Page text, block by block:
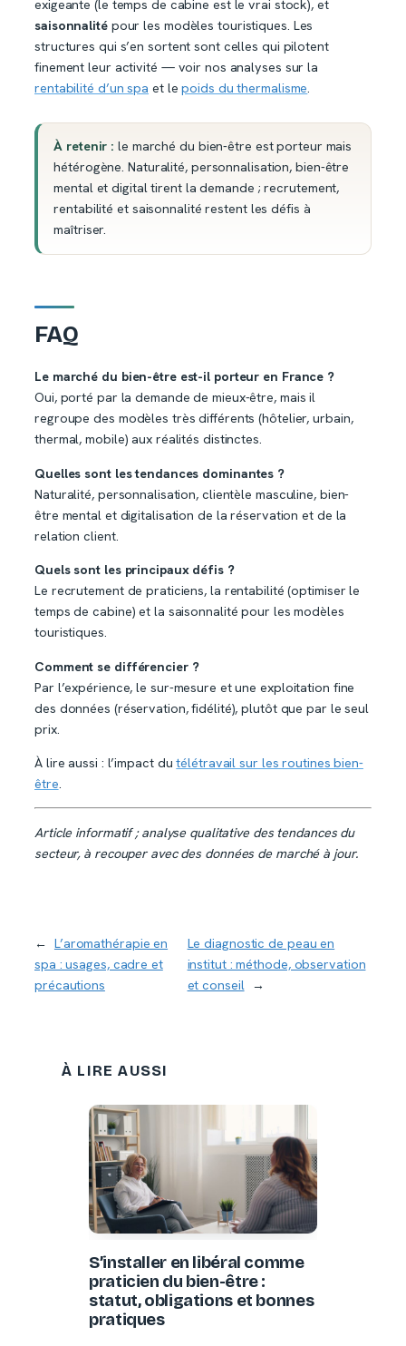
exigeante (le temps de cabine est le vrai stock), et
saisonnalitépour les modèles touristiques. Les
structures qui s’en sortent sont celles qui pilotent
finement leur activité — voir nos analyses sur la
rentabilité d’un spa et lepoids du thermalisme.
À retenir : le marché du bien-être est porteur mais
hétérogène. Naturalité, personnalisation, bien-être
mental et digital tirent la demande ; recrutement,
rentabilité et saisonnalité restent les défis à
maîtriser.
FAQ
Le marché du bien-être est-il porteur en France ?
Oui, porté par la demande de mieux-être, mais il
regroupe des modèles très différents (hôtelier, urbain,
thermal, mobile) aux réalités distinctes.
Quelles sont les tendances dominantes ?
Naturalité, personnalisation, clientèle masculine, bien-
être mental et digitalisation de la réservation et de la
relation client.
Quels sont les principaux défis ?
Le recrutement de praticiens, la rentabilité (optimiser le
temps de cabine) et la saisonnalité pour les modèles
touristiques.
Comment se différencier ?
Par l’expérience, le sur-mesure et une exploitation fine
des données (réservation, fidélité), plutôt que par le seul
prix.
À lire aussi : l’impact dutélétravail sur les routines bien-
être.
Article informatif ; analyse qualitative des tendances du
secteur, à recouper avec des données de marché à jour.
← L’aromathérapie en
spa : usages, cadre et
précautions
Le diagnostic de peau en
institut : méthode, observation
et conseil
→
À LIRE AUSSI
S’installer en libéral comme
praticien du bien-être :
statut, obligations et bonnes
pratiques